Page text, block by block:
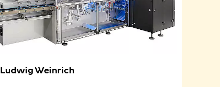
Ludwig Weinrich